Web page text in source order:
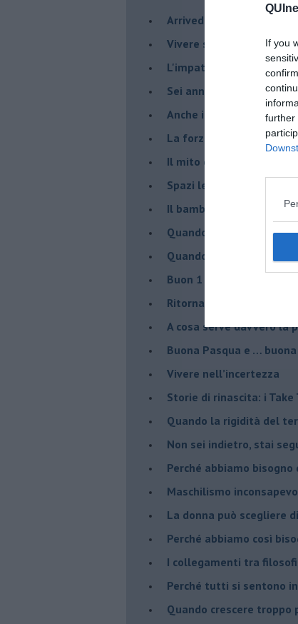
If you
further
​Arrivederci a settembre
​Vivere secondo la
​L'impatto delle alte
Sei anni di Psico-Cose
​Anche il terapeuta
​La forza silenziosa
​Il mito della madre
Spazi leggeri per tempi
Il bambino, il
​Quando cambia il nome
​Quando il terapeuta
​Buon 1 Maggio!
Ritornare indietro di
​A cosa serve davvero la
​Buona Pasqua e …
​Vivere nell’incertezza
​Storie di rinascita: i Take
​Quando la rigidità del
​Non sei indietro, stai
​Perché abbiamo bisogno
​Maschilismo
​La donna può scegliere
​Perché abbiamo così
​I collegamenti tra
​Perché tutti si sentono
​Quando crescere troppo